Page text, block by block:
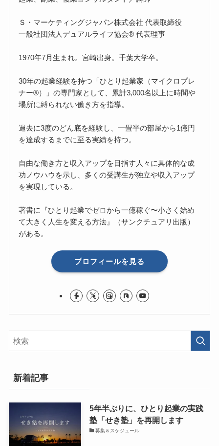
Ｓ・マーケティングジャパン株式会社 代表取締役
一般社団法人デュアルライフ協会® 代表理事
1970年7月生まれ。宮崎出身。千葉大学卒。
30年の起業経験を持つ「ひとり起業家（マイクロプレ
ナー®）」の専門家として、累計3,000名以上に時間や
場所に縛られない働き方を指導。
過去に3度のどん底を経験し、一畳半の部屋から1億円
を達成するまでに至る実績を持つ。
自由な働き方と収入アップを目指す人々に具体的な成
功ノウハウを示し、多くの受講生が独立や収入アップ
を実現している。
著書に『ひとり起業でゼロから一億稼ぐ〜小さく始め
て大きく人生を変える方法』（サンクチュアリ出版）
がある。
プロフィールを見る
新着記事
5年半ぶりに、ひとり起業の実践
塾「せき塾」を再開します
募集＆スケジュール